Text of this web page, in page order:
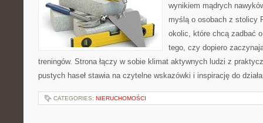
wynikiem mądrych
myślą o osobach z stolicy
okolic, które chcą zadbać
tego, czy dopiero
treningów. Strona łączy w sobie klimat aktywnych ludzi z
pustych haseł stawia na czytelne wskazówki i inspirację do
CATEGORIES: NIERUCHOMOŚCI